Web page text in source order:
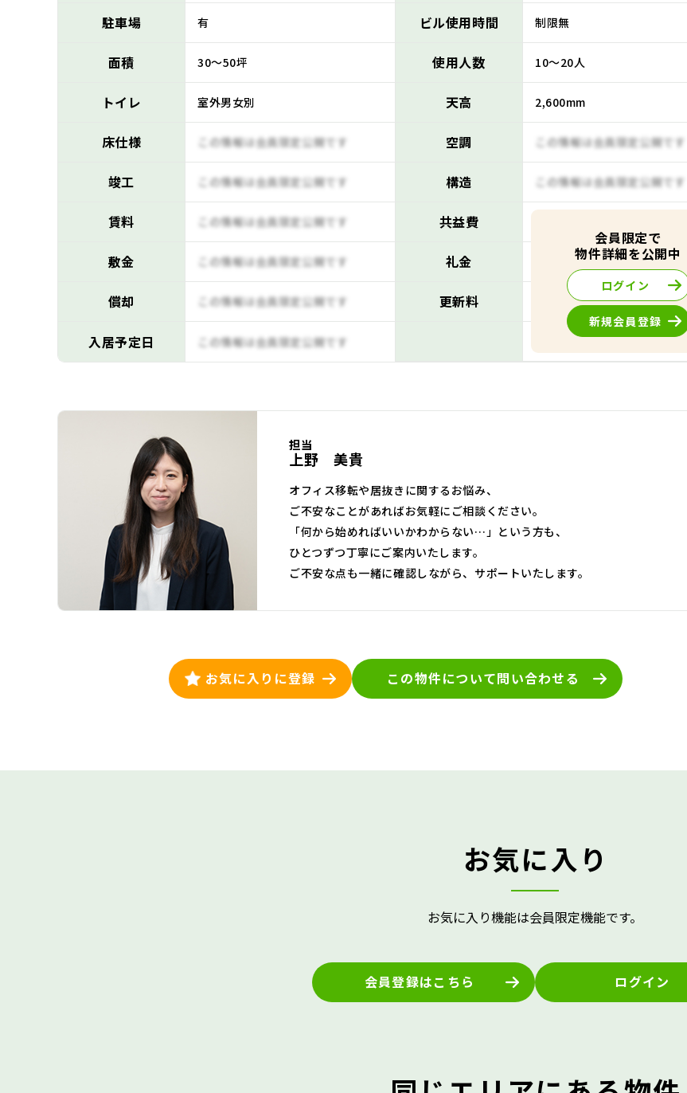
駐車場 有 ビル使用時間 制限無
面積 30～50坪 使用人数 10～20人
トイレ 室外男女別 天高 2,600mm
床仕様 この情報は会員限定公開です 空調 この情報は会員限定公開です
竣工 この情報は会員限定公開です 構造 この情報は会員限定公開です
賃料 この情報は会員限定公開です 共益費
敷金 この情報は会員限定公開です 礼金 この情報は会員限定公開です
償却 この情報は会員限定公開です 更新料 この情報は会員限定公開です
入居予定日 この情報は会員限定公開です
会員限定で
物件詳細を公開中
ログイン
新規会員登録
担当
上野 美貴
オフィス移転や居抜きに関するお悩み、
ご不安なことがあればお気軽にご相談ください。
「何から始めればいいかわからない…」という方も、
ひとつずつ丁寧にご案内いたします。
ご不安な点も一緒に確認しながら、サポートいたします。
お気に入りに登録 この物件について問い合わせる
お気に入り
お気に入り機能は会員限定機能です。
会員登録はこちら ログイン